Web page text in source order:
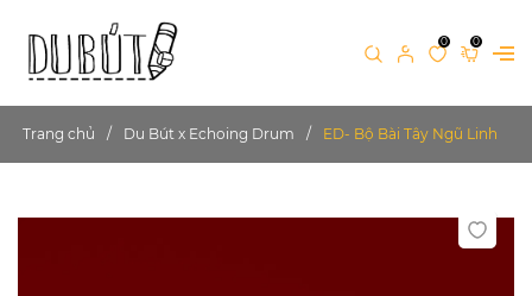
0 0
Trang chủ Du Bút x Echoing Drum ED- Bộ Bài Tây Ngũ Linh